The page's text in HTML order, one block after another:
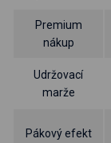
Premium
nákup
Udržovací
marže
Pákový efekt